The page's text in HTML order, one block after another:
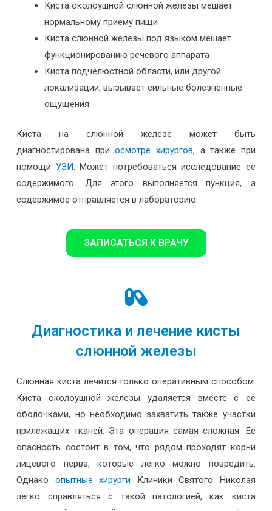
Киста околоушной слюнной железы мешает
нормальному приему пищи
Киста слюнной железы под языком мешает
функционированию речевого аппарата
Киста подчелюстной области, или другой
локализации, вызывает сильные болезненные
ощущения
Киста на слюнной железе может быть
диагностирована приосмотре хирургов, а также при
помощи УЗИ. Может потребоваться исследование ее
содержимого. Для этого выполняется пункция, а
содержимое отправляется в лабораторию.
ЗАПИСАТЬСЯ К ВРАЧУ
Диагностика и лечение кисты
слюнной железы
Слюнная киста лечится только оперативным способом.
Киста околоушной железы удаляется вместе с ее
оболочками, но необходимо захватить также участки
прилежащих тканей. Эта операция самая сложная. Ее
опасность состоит в том, что рядом проходят корни
лицевого нерва, которые легко можно повредить.
Однако опытные хирурги Клиники Святого Николая
легко справляться с такой патологией, как киста